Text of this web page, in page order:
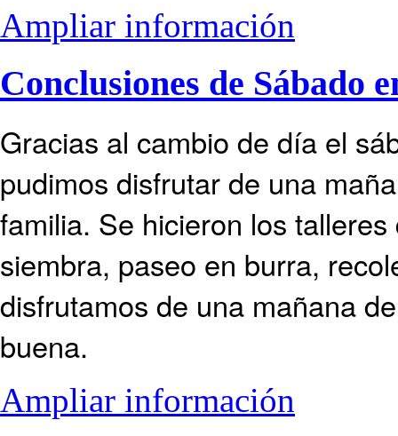
Ampliar información
Conclusiones de Sábado
Gracias al cambio de día el
pudimos disfrutar de una
familia. Se hicieron los talleres
siembra, paseo en burra,
disfrutamos de una mañana
buena.
Ampliar información